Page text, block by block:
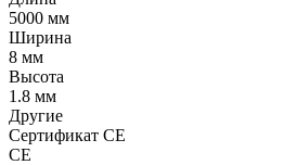
5000 мм
Ширина
8 мм
Высота
1.8 мм
Другие
Сертификат CE
CE